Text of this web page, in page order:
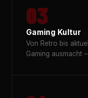
03
Gaming Kultur
Von Retro bis
Gaming ausmacht